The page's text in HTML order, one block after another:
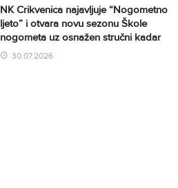
NK Crikvenica najavljuje “Nogometno
ljeto” i otvara novu sezonu Škole
nogometa uz osnažen stručni kadar
30.07.2026